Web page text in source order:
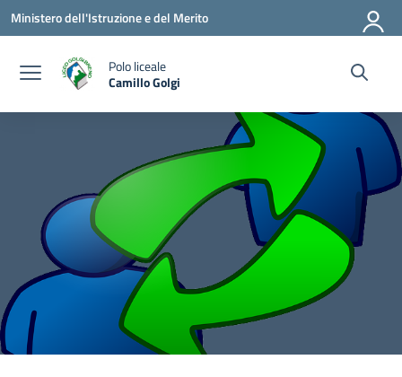
Vai ai contenuti
Vai al menu di navigazione
Vai al footer
Ministero dell'Istruzione e del Merito
Polo liceale
Camillo Golgi
— Visita la pagina iniziale della scuola